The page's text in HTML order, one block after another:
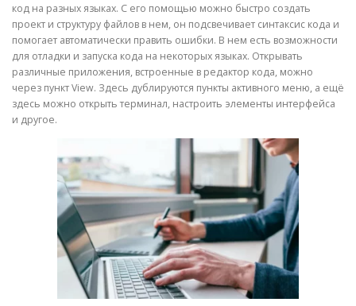
код на разных языках. С его помощью можно быстро создать
проект и структуру файлов в нем, он подсвечивает синтаксис кода и
помогает автоматически править ошибки. В нем есть возможности
для отладки и запуска кода на некоторых языках. Открывать
различные приложения, встроенные в редактор кода, можно
через пункт View. Здесь дублируются пункты активного меню, а ещё
здесь можно открыть терминал, настроить элементы интерфейса
и другое.